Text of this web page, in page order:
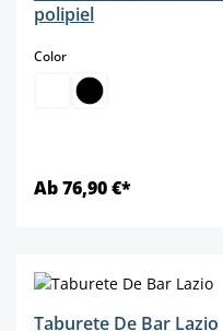
polipiel
Colorselect
Ab 76,90 €*
Taburete De Bar Lazio